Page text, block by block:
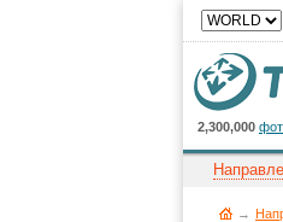
2,300,000
→